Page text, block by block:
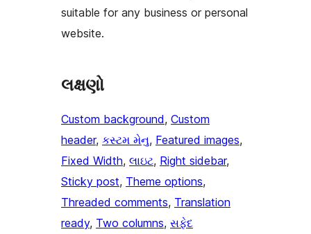
suitable for any business or personal
website.
લક્ષણો
Custom background, Custom
header, કસ્ટમ મેનુ, Featured images
Fixed Width, લાઇટ, Right sidebar
Sticky post, Theme options
Threaded comments, Translation
ready, Two columns, સફેદ